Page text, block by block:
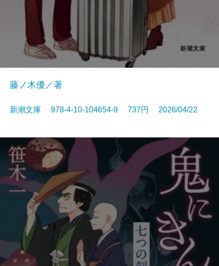
藤ノ木優／著
新潮文庫 978-4-10-104654-9 737円 2026/04/22